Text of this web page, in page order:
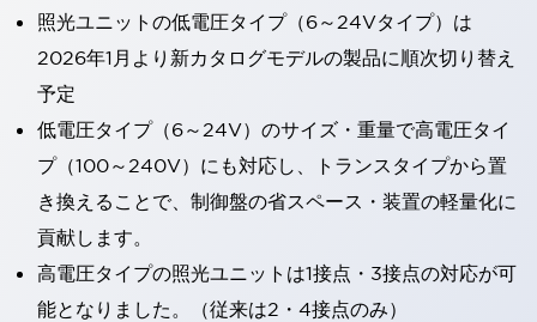
照光ユニットの低電圧タイプ（6～24Vタイプ）は
2026年1月より新カタログモデルの製品に順次切り替え
予定
低電圧タイプ（6～24V）のサイズ・重量で高電圧タイ
プ（100～240V）にも対応し、トランスタイプから置
き換えることで、制御盤の省スペース・装置の軽量化に
貢献します。
高電圧タイプの照光ユニットは1接点・3接点の対応が可
能となりました。（従来は2・4接点のみ）